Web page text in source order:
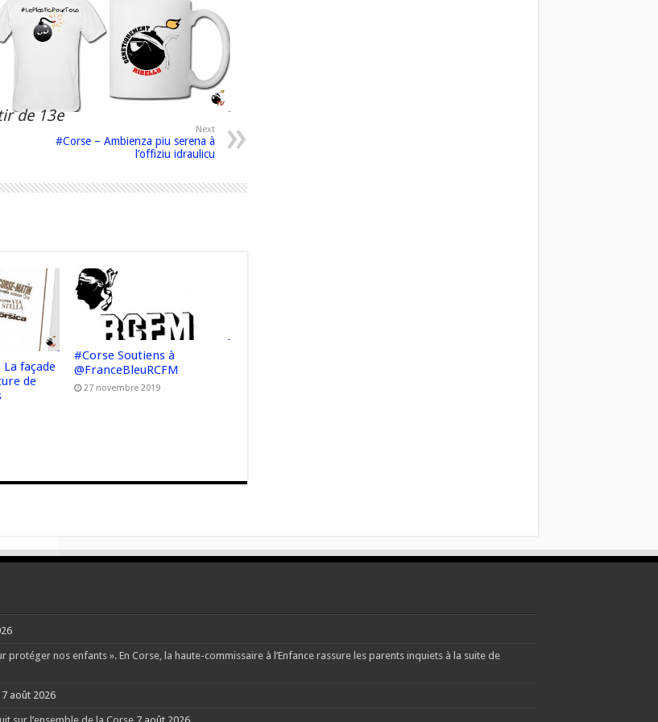
de 13e
Next
#Corse – Ambienza piu serena à
l’offiziu idraulicu
La façade
de
#Corse Soutiens à
@FranceBleuRCFM
27 novembre 2019
nos enfants ». En Corse, la haute-commissaire à l’Enfance rassure les parents inquiets à la suite de
7 août 2026